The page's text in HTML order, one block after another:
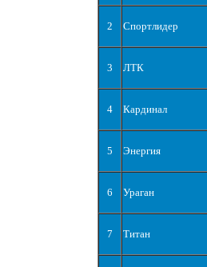
2 Спортлидер
3 ЛТК
4 Кардинал
5 Энергия
6 Ураган
7 Титан